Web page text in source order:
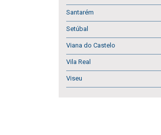
Santarém
Setúbal
Viana do Castelo
Vila Real
Viseu